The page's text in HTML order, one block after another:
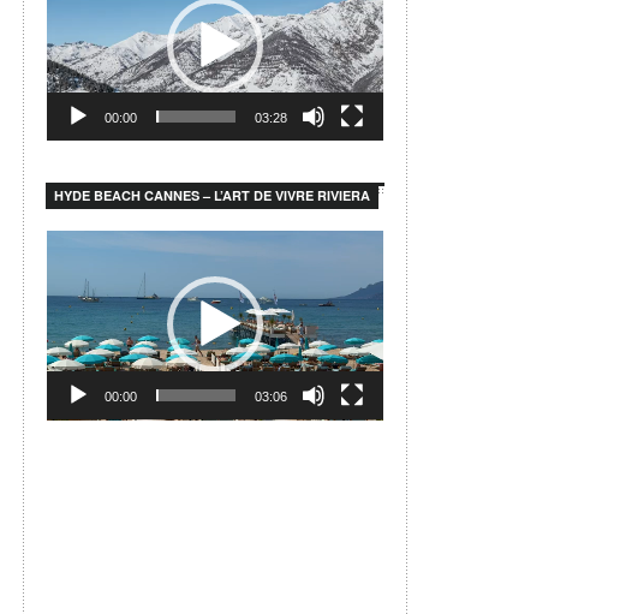
00:00 03:28
HYDE BEACH CANNES – L’ART DE VIVRE RIVIERA
00:00 03:06